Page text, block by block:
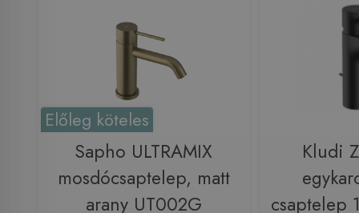
Előleg köteles
Sapho ULTRAMIX
mosdócsaptelep, matt
arany UT002G
Kludi
csaptelep